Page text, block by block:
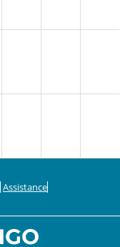
Assistance